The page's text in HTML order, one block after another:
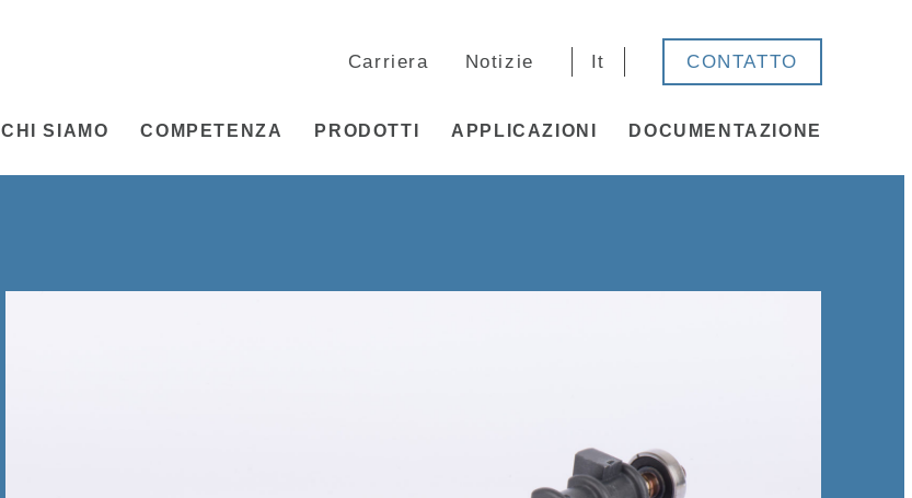
Carriera Notizie It CONTATTO
CHI SIAMO COMPETENZA PRODOTTI APPLICAZIONI DOCUMENTAZIONE